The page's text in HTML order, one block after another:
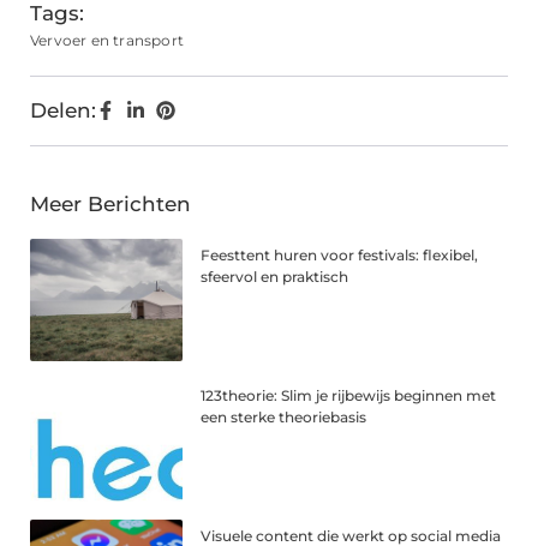
Tags:
Vervoer en transport
Delen:
Meer Berichten
Feesttent huren voor festivals: flexibel,
sfeervol en praktisch
123theorie: Slim je rijbewijs beginnen met
een sterke theoriebasis
Visuele content die werkt op social media